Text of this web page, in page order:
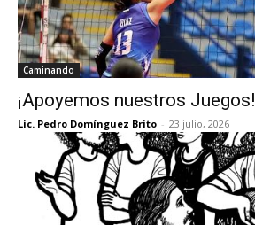
Caminando
¡Apoyemos nuestros Juegos!
Lic. Pedro Domínguez Brito - 23 julio, 2026